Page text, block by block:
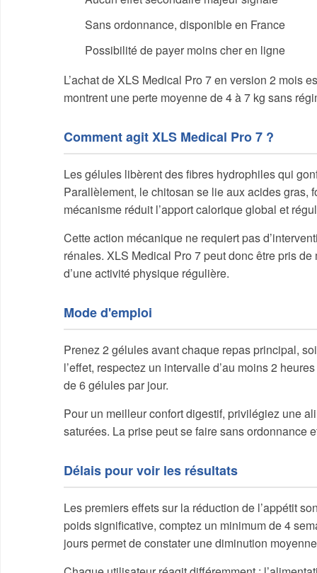
Sans ordonnance, disponible en France
Possibilité de payer moins cher en ligne
L’achat de XLS Medical Pro 7 en version 2 mois
montrent une perte moyenne de 4 à 7 kg sans
Comment agit XLS Medical Pro 7 ?
Les gélules libèrent des fibres hydrophiles qui
Parallèlement, le chitosan se lie aux acides
mécanisme réduit l’apport calorique global et
Cette action mécanique ne requiert pas
rénales. XLS Medical Pro 7 peut donc être pris
d’une activité physique régulière.
Mode d'emploi
Prenez 2 gélules avant chaque repas principal,
l’effet, respectez un intervalle d’au moins 2
de 6 gélules par jour.
Pour un meilleur confort digestif, privilégiez une
saturées. La prise peut se faire sans ordonnance
Délais pour voir les résultats
Les premiers effets sur la réduction de l’appétit
poids significative, comptez un minimum de 4
jours permet de constater une diminution